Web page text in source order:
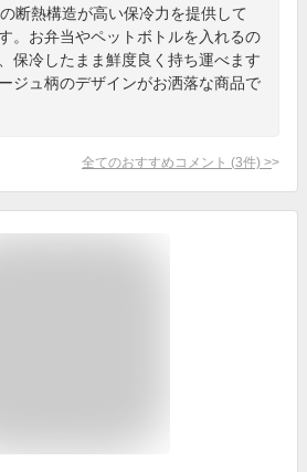
断熱構造が高い保冷力を提供して
。お弁当やペットボトルを入れるの
保冷したまま鮮度良く持ち運べます
ジュ柄のデザインがお洒落な商品で
全てのおすすめコメント (3件) >